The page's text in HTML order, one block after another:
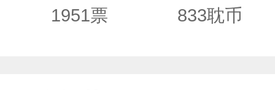
1951票 833耽币